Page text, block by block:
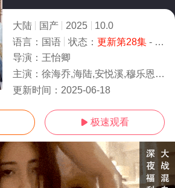
大陆 国产 2025
10.0
语言： 国语 状态： 更新第28集- 免费在线观看
导演： 王怡卿
主演： 徐海乔,海陆,安悦溪,穆乐恩,关昱汐,赖雨濛,李星瑶,刘瀚阳,秦牛正威,王艺瑾,孙滢皓,Yinghao,Su
更新时间： 2025-06-18
 极速观看